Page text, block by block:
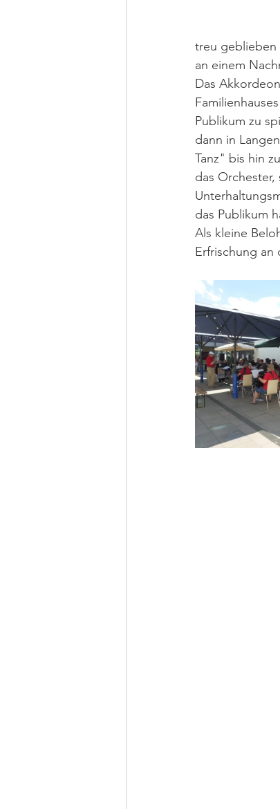
treu geblieben
an einem
Das
Publikum zu
dann in
Tanz" bis hin
das
das Publikum
Als kleine
Erfrischung an